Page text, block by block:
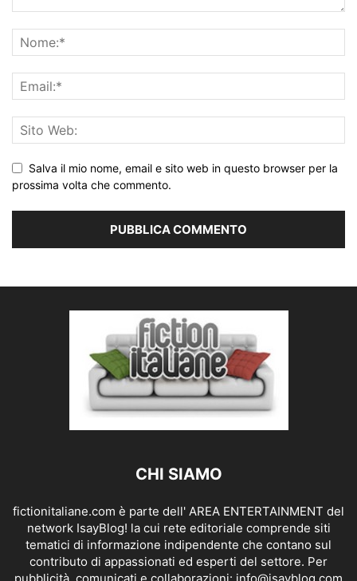
Salva il mio nome, email e sito web in questo browser per la
prossima volta che commento.
CHI SIAMO
fictionitaliane.com è parte dell' AREA ENTERTAINMENT del
network IsayBlog! la cui rete editoriale comprende siti
tematici di informazione indipendente che contano sul
contributo di appassionati ed esperti del settore. Per
pubblicità, comunicati e collaborazioni: info@isayblog.com